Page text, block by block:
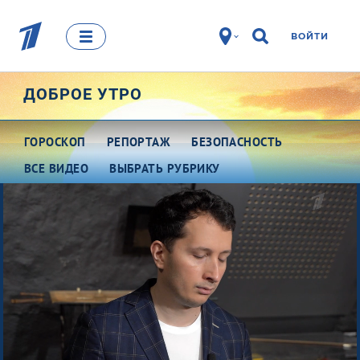
ВОЙТИ
ДОБРОЕ УТРО
ГОРОСКОП РЕПОРТАЖ
БЕЗОПАСНОСТЬ
ВСЕ ВИДЕО
Про деньги
Между тем
Наши гости
Про культуру
Это кино
Разговоры о важном
ВЫБРАТЬ РУБРИКУ